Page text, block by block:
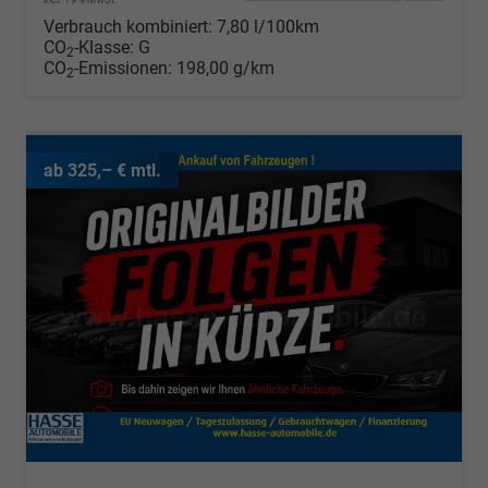
Verbrauch kombiniert: 7,80 l/100km
CO2-Klasse: G
CO2-Emissionen: 198,00 g/km
ab 325,– € mtl.